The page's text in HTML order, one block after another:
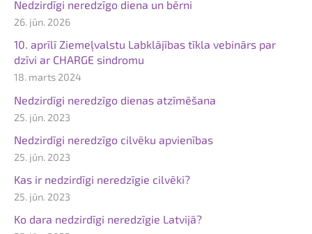
Nedzirdīgi neredzīgo diena un bērni
26. jūn. 2026
10. aprīlī Ziemeļvalstu Labklājības tīkla vebinārs par
dzīvi ar CHARGE sindromu
18. marts 2024
Nedzirdīgi neredzīgo dienas atzīmēšana
25. jūn. 2023
Nedzirdīgi neredzīgo cilvēku apvienības
25. jūn. 2023
Kas ir nedzirdīgi neredzīgie cilvēki?
25. jūn. 2023
Ko dara nedzirdīgi neredzīgie Latvijā?